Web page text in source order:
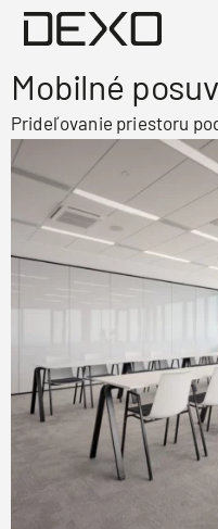
Mobilné
Prideľovanie priestoru